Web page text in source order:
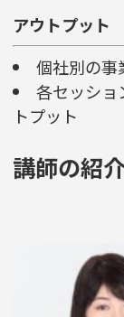
アウトプット
個社別の事
各セッショ
トプット
講師の紹